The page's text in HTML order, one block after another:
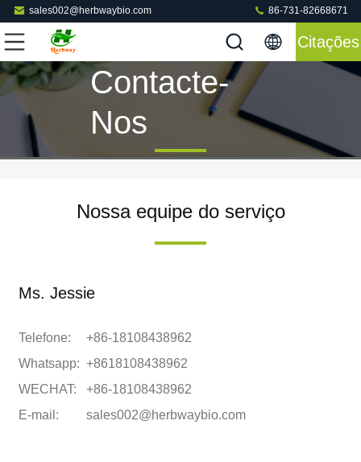
sales002@herbwaybio.com 86-731-82668671
Citações
Contacte-
Nos
Nossa equipe do serviço
Ms. Jessie
Telefone:
+86-18108438962
Whatsapp: +8618108438962
WECHAT:
+86-18108438962
E-mail:
sales002@herbwaybio.com